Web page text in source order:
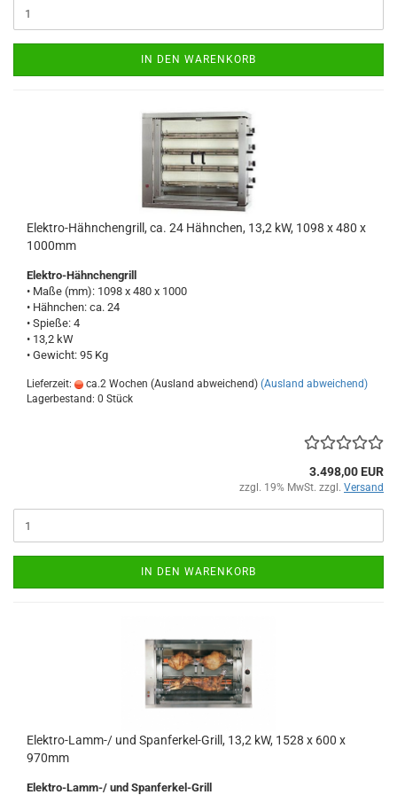
IN DEN WARENKORB
Elektro-Hähnchengrill, ca. 24 Hähnchen, 13,2 kW, 1098 x 480 x
1000mm
Elektro-Hähnchengrill
• Maße (mm): 1098 x 480 x 1000
• Hähnchen: ca. 24
• Spieße: 4
• 13,2 kW
• Gewicht: 95 Kg
Lieferzeit: ca.2 Wochen (Ausland abweichend) (Ausland abweichend)
Lagerbestand: 0 Stück
3.498,00 EUR
zzgl. 19% MwSt. zzgl. Versand
IN DEN WARENKORB
Elektro-Lamm-/ und Spanferkel-Grill, 13,2 kW, 1528 x 600 x
970mm
Elektro-Lamm-/ und Spanferkel-Grill